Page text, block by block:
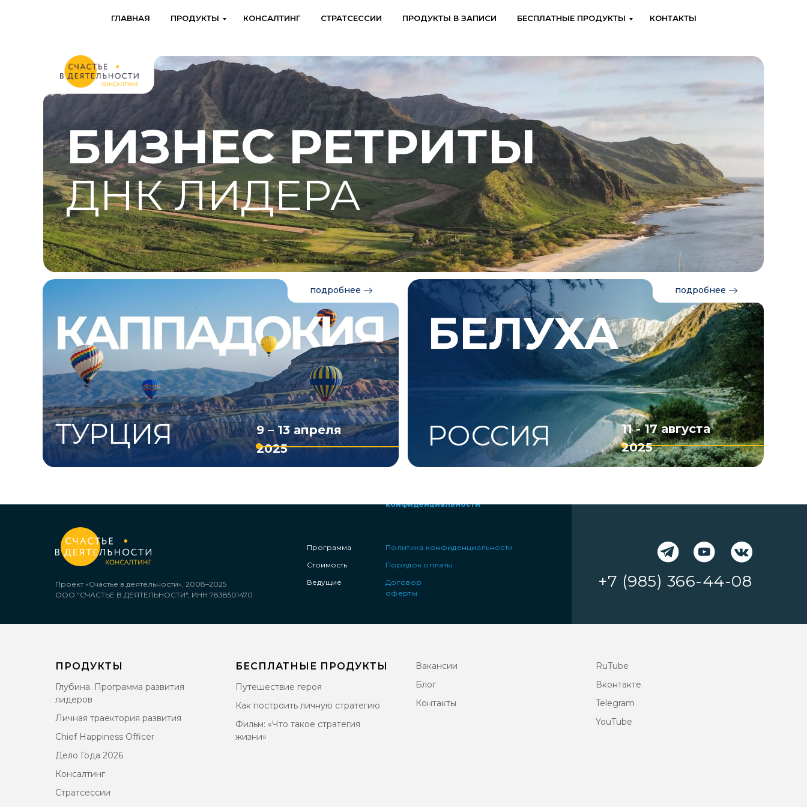
ГЛАВНАЯ ПРОДУКТЫ КОНСАЛТИНГ СТРАТСЕССИИ ПРОДУКТЫ В ЗАПИСИ БЕСПЛАТНЫЕ ПРОДУКТЫ КОНТАКТЫ
ДНК ЛИДЕРА: НАУКА О СЧАСТЬЕ
9 – 13 апреля
2025
11 - 17 августа
2025
БИЗНЕС РЕТРИТЫ
ДНК ЛИДЕРА
БЕЛУХА
РОССИЯ
ТУРЦИЯ
подробнее подробнее
+7 (985) 366-44-08
Проект «Счастье в деятельности», 2008–2025
ООО "СЧАСТЬЕ В ДЕЯТЕЛЬНОСТИ", ИНН 7838501470
Программа
Стоимость
Ведущие
конфиденциальности
Договор
оферты
Политика конфиденциальности
Порядок оплаты
ПРОДУКТЫ
Глубина. Программа развития
лидеров
Личная траектория развития
Chief Happiness Officer
Дело Года 2026
Консалтинг
Стратсессии
БЕСПЛАТНЫЕ ПРОДУКТЫ
Путешествие героя
Как построить личную стратегию
Фильм: «Что такое стратегия
жизни»
Вакансии
Блог
Контакты
RuTube
Вконтакте
Telegram
YouTube